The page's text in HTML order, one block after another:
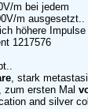
m bei jedem
m ausgesetzt..
höhere Impulse
1217576
, stark
zum ersten Mal
and silver